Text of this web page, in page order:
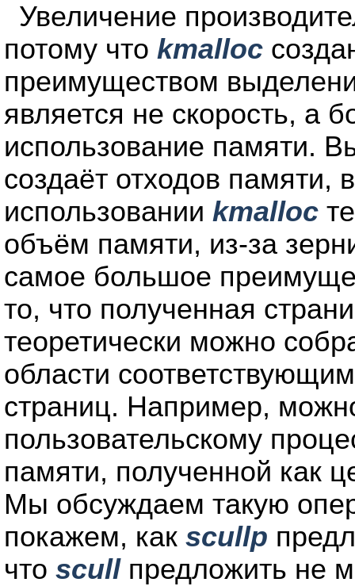
Увеличение
потому что kmalloc
преимуществом
является не скорость, а
использование памяти.
создаёт отходов памяти,
использовании kmalloc
объём памяти, из-за
самое большое
то, что полученная
теоретически можно
области
страниц. Например,
пользовательскому
памяти, полученной как
Мы обсуждаем такую
покажем, как scullp
что scullпредложить не